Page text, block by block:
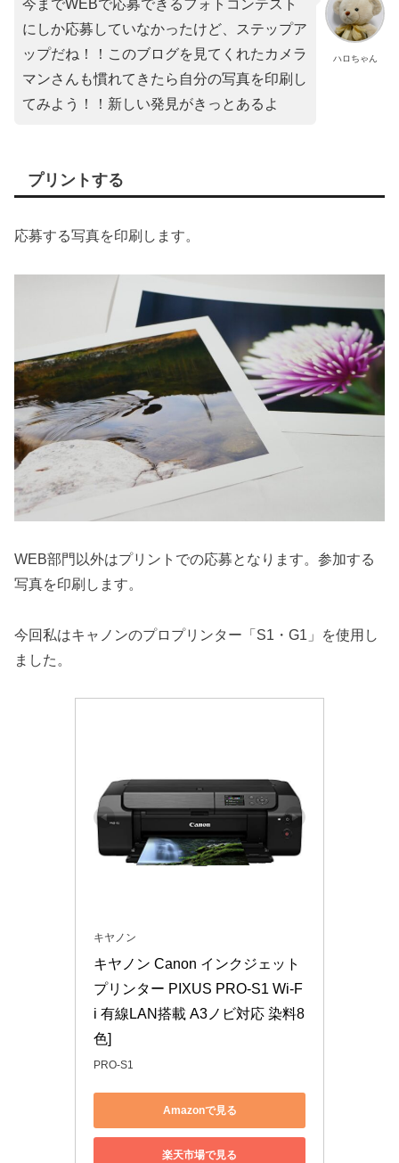
ハロちゃん
今までWEBで応募できるフォトコンテスト
にしか応募していなかったけど、ステップア
ップだね！！このブログを見てくれたカメラ
マンさんも慣れてきたら自分の写真を印刷し
てみよう！！新しい発見がきっとあるよ
プリントする
応募する写真を印刷します。
WEB部門以外はプリントでの応募となります。参加する
写真を印刷します。
今回私はキャノンのプロプリンター「S1・G1」を使用し
ました。
キヤノン
キヤノン Canon インクジェット
プリンター PIXUS PRO-S1 Wi-F
i 有線LAN搭載 A3ノビ対応 染料8
色]
PRO-S1
Amazonで見る
楽天市場で見る